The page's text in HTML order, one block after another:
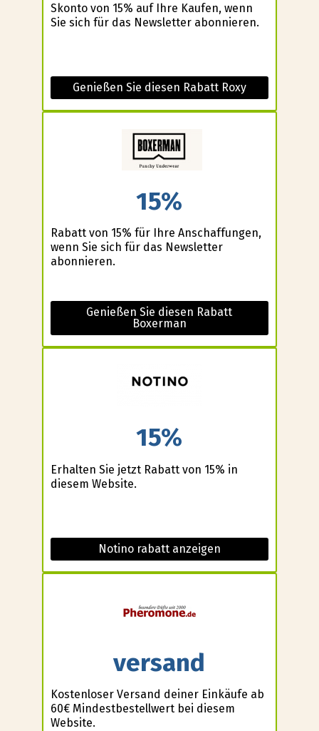
Skonto von 15% auf Ihre Kaufen, wenn
Sie sich für das Newsletter abonnieren.
Genießen Sie diesen Rabatt Roxy
15%
Rabatt von 15% für Ihre Anschaffungen,
wenn Sie sich für das Newsletter
abonnieren.
Genießen Sie diesen Rabatt
Boxerman
15%
Erhalten Sie jetzt Rabatt von 15% in
diesem Website.
Notino rabatt anzeigen
versand
Kostenloser Versand deiner Einkäufe ab
60€ Mindestbestellwert bei diesem
Website.